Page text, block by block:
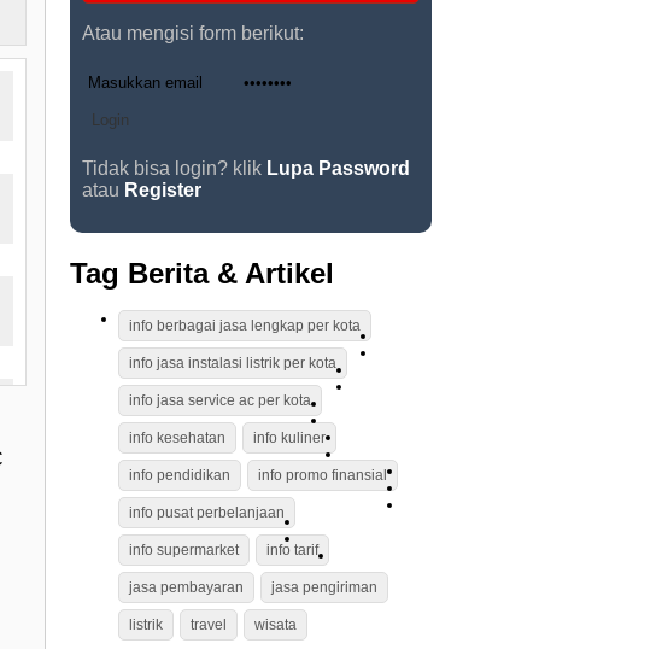
Atau mengisi form berikut:
Tidak bisa login? klik Lupa Password
atau Register
Tag Berita & Artikel
info berbagai jasa lengkap per kota
info jasa instalasi listrik per kota
info jasa service ac per kota
info kesehatan info kuliner
info pendidikan info promo finansial
info pusat perbelanjaan
info supermarket info tarif
jasa pembayaran jasa pengiriman
listrik travel wisata